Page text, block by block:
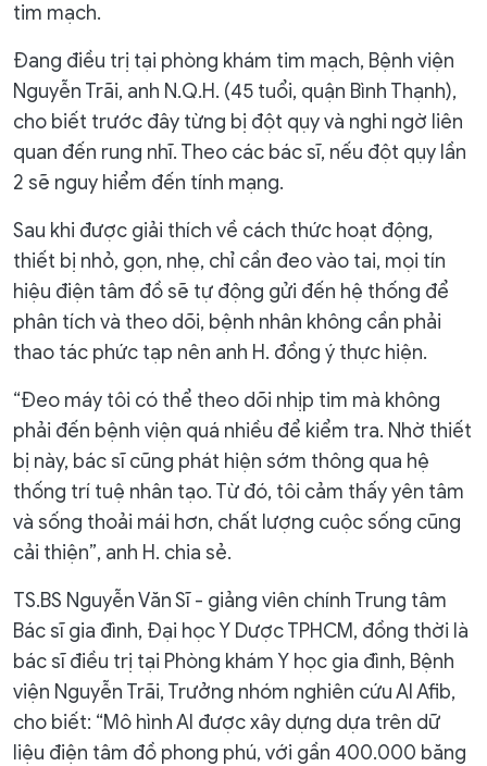
tim mạch.
Đang điều trị tại phòng khám tim mạch, Bệnh viện
Nguyễn Trãi, anh N.Q.H. (45 tuổi, quận Bình Thạnh),
cho biết trước đây từng bị đột qụy và nghi ngờ liên
quan đến rung nhĩ. Theo các bác sĩ, nếu đột qụy lần
2 sẽ nguy hiểm đến tính mạng.
Sau khi được giải thích về cách thức hoạt động,
thiết bị nhỏ, gọn, nhẹ, chỉ cần đeo vào tai, mọi tín
hiệu điện tâm đồ sẽ tự động gửi đến hệ thống để
phân tích và theo dõi, bệnh nhân không cần phải
thao tác phức tạp nên anh H. đồng ý thực hiện.
“Đeo máy tôi có thể theo dõi nhịp tim mà không
phải đến bệnh viện quá nhiều để kiểm tra. Nhờ thiết
bị này, bác sĩ cũng phát hiện sớm thông qua hệ
thống trí tuệ nhân tạo. Từ đó, tôi cảm thấy yên tâm
và sống thoải mái hơn, chất lượng cuộc sống cũng
cải thiện”, anh H. chia sẻ.
TS.BS Nguyễn Văn Sĩ - giảng viên chính Trung tâm
Bác sĩ gia đình, Đại học Y Dược TPHCM, đồng thời là
bác sĩ điều trị tại Phòng khám Y học gia đình, Bệnh
viện Nguyễn Trãi, Trưởng nhóm nghiên cứu AI Afib,
cho biết: “Mô hình AI được xây dựng dựa trên dữ
liệu điện tâm đồ phong phú, với gần 400.000 băng